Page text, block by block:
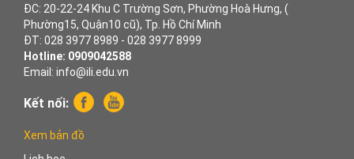
ĐC: 20-22-24 Khu C Trường Sơn, Phường Hoà Hưng, (
Phường15, Quận10 cũ), Tp. Hồ Chí Minh
ĐT: 028 3977 8989 - 028 3977 8999
Hotline: 0909042588
Email: info@ili.edu.vn
Kết nối:
Xem bản đồ